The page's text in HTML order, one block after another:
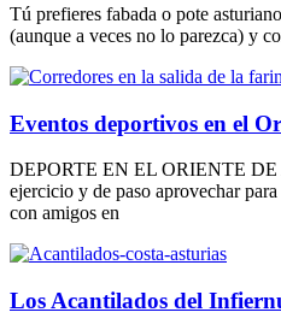
Tú prefieres fabada o pote
(aunque a veces no lo parezca) y
Eventos deportivos en el
DEPORTE EN EL ORIENTE DE
ejercicio y de paso aprovechar
con amigos en
Los Acantilados del